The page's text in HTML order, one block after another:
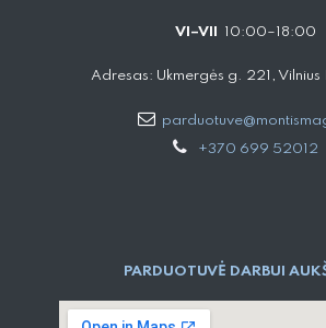
VI–VII 10:00–18:00
Adresas: Ukmergės g. 221, Vilnius
+370 699 52012
PARDUOTUVĖ DARBUI